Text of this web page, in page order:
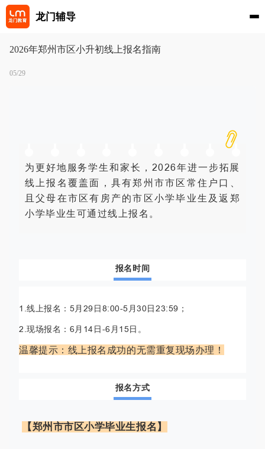
龙门辅导
2026年郑州市区小升初线上报名指南
05/29
为更好地服务学生和家长，2026年进一步拓展
线上报名覆盖面，具有郑州市市区常住户口、
且父母在市区有房产的市区小学毕业生及返郑
小学毕业生可通过线上报名。
报名时间
1.线上报名：5月29日8:00-5月30日23:59；
2.现场报名：6月14日-6月15日。
温馨提示：线上报名成功的无需重复现场办理！
报名方式
【郑州市市区小学毕业生报名】